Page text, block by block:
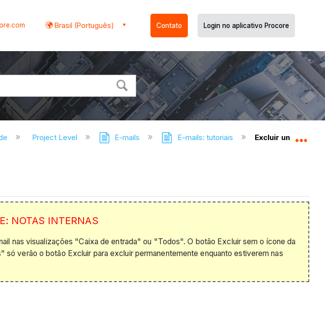
Brasil (Português) Contato Login no aplicativo Procore
Project Level E-mails E-mails: tutoriais Excluir um e-mail
NOTAS INTERNAS
nas visualizações "Caixa de entrada" ou "Todos". O botão Excluir sem o ícone da
só verão o botão Excluir para excluir permanentemente enquanto estiverem nas